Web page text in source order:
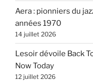
Aera : pionniers du
années 1970
14 juillet 2026
Lesoir dévoile Back
Now Today
12 juillet 2026